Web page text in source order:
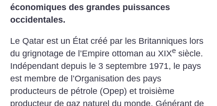
économiques des grandes puissances
occidentales.
Le Qatar est un État créé par les Britanniques lors
du grignotage de l’Empire ottoman au XIXe siècle.
Indépendant depuis le 3 septembre 1971, le pays
est membre de l’Organisation des pays
producteurs de pétrole (Opep) et troisième
producteur de gaz naturel du monde. Générant de